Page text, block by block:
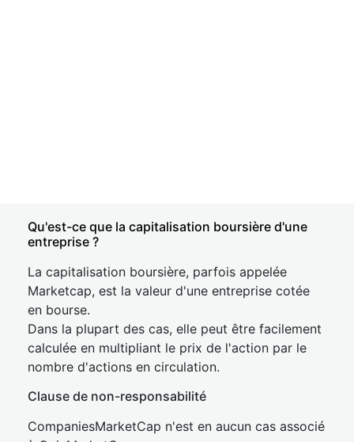
Qu'est-ce que la capitalisation boursière d'une
entreprise ?
La capitalisation boursière, parfois appelée
Marketcap, est la valeur d'une entreprise cotée
en bourse.
Dans la plupart des cas, elle peut être facilement
calculée en multipliant le prix de l'action par le
nombre d'actions en circulation.
Clause de non-responsabilité
CompaniesMarketCap n'est en aucun cas associé